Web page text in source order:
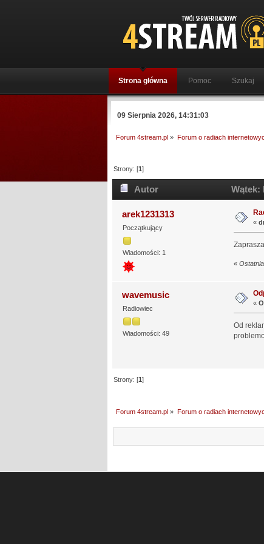
Strona główna Pomoc Szukaj
09 Sierpnia 2026, 14:31:03
Forum 4stream.pl » Forum o radiach
Strony: [1]
Autor Wątek:
arek1231313
Początkujący
Wiadomości: 1
«
«
wavemusic
Radiowiec
Wiadomości: 49
«
Od
Strony: [1]
Forum 4stream.pl » Forum o radiach